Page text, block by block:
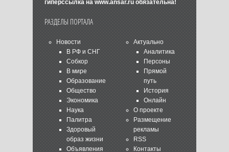
гиперссылка на www.ansar.ruобязательна!
РАЗДЕЛЫ ПОРТАЛА
Новости
В РФ и СНГ
Собкор
В мире
Образование
Общество
Экономика
Наука
Палитра
Здоровый
образ жизни
Объявления
Актуально
Аналитика
Персоны
Прямой
путь
История
Онлайн
О проекте
Размещение
рекламы
RSS
Контакты